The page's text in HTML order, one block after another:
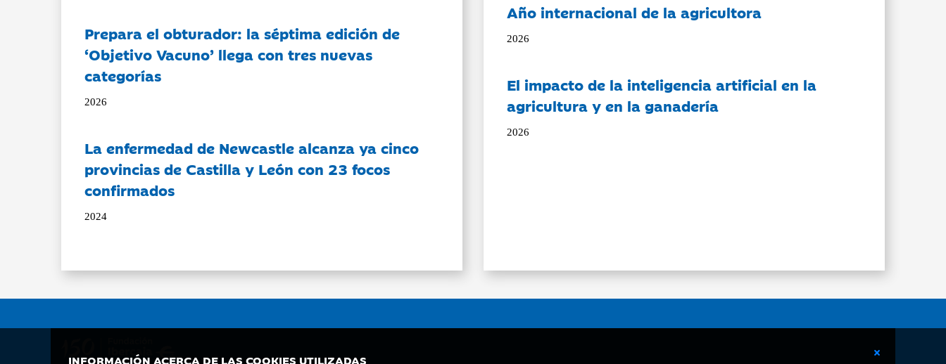
INFORMACIÓN ACERCA DE LAS COOKIES UTILIZADAS
Prepara el obturador: la séptima edición de
‘Objetivo Vacuno’ llega con tres nuevas
categorías
2026
La enfermedad de Newcastle alcanza ya cinco
provincias de Castilla y León con 23 focos
confirmados
2024
Año internacional de la agricultora
2026
El impacto de la inteligencia artificial en la
agricultura y en la ganadería
2026